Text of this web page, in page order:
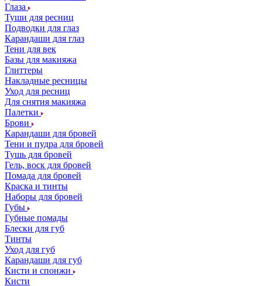
Глаза
Туши для ресниц
Подводки для глаз
Карандаши для глаз
Тени для век
Базы для макияжа
Глиттеры
Накладные ресницы
Уход для ресниц
Для снятия макияжа
Палетки
Брови
Карандаши для бровей
Тени и пудра для бровей
Тушь для бровей
Гель, воск для бровей
Помада для бровей
Краска и тинты
Наборы для бровей
Губы
Губные помады
Блески для губ
Тинты
Уход для губ
Карандаши для губ
Кисти и спонжи
Кисти